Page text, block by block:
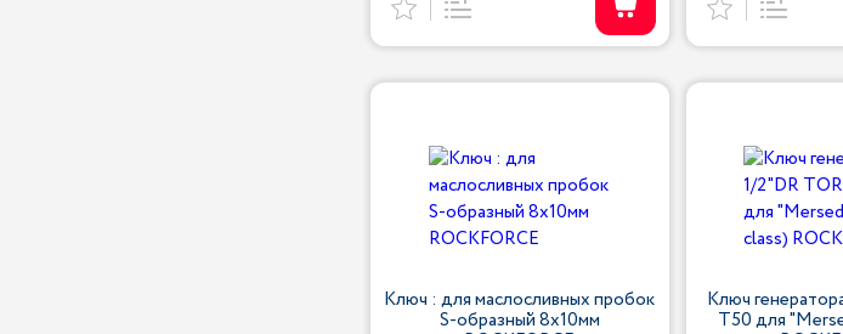
Ключ : для маслосливных пробок
S-образный 8х10мм
Ключ
T50 для